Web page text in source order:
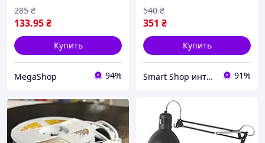
133.95₴
285 ₴
Купить
MegaShop 94%
351 ₴
540 ₴
Купить
Smart Shop интернет-магазин полезных товаров 91%